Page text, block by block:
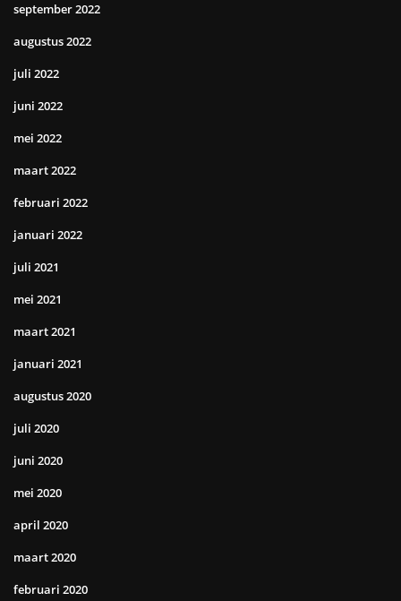
september 2022
augustus 2022
juli 2022
juni 2022
mei 2022
maart 2022
februari 2022
januari 2022
juli 2021
mei 2021
maart 2021
januari 2021
augustus 2020
juli 2020
juni 2020
mei 2020
april 2020
maart 2020
februari 2020